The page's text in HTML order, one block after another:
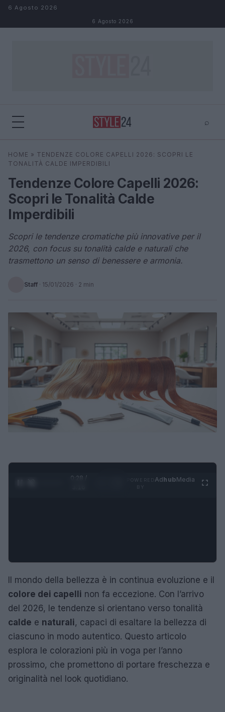
Salta al contenuto
6 Agosto 2026
6 Agosto 2026
⌕
Cerca ⌕
HOME » TENDENZE COLORE CAPELLI 2026: SCOPRI LE
TONALITÀ CALDE IMPERDIBILI
Tendenze Colore Capelli 2026:
Scopri le Tonalità Calde
Imperdibili
Scopri le tendenze cromatiche più innovative per il
2026, con focus su tonalità calde e naturali che
trasmettono un senso di benessere e armonia.
Staff · 15/01/2026 · 2 min
0:28 /
AdhubMedia
Il mondo della bellezza è in continua evoluzione e il
colore dei capelli non fa eccezione. Con l’arrivo
del 2026, le tendenze si orientano verso tonalità
calde e naturali, capaci di esaltare la bellezza di
ciascuno in modo autentico. Questo articolo
esplora le colorazioni più in voga per l’anno
prossimo, che promettono di portare freschezza e
originalità nel look quotidiano.